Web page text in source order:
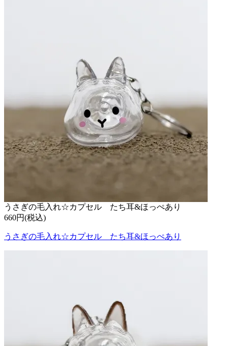
うさぎの毛入れ☆カプセル たち耳&ほっぺあり
660円(税込)
うさぎの毛入れ☆カプセル たち耳&ほっぺあり